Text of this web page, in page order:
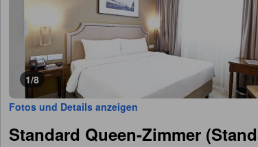
1/8
Fotos und Details anzeigen
Standard Queen-Zimmer